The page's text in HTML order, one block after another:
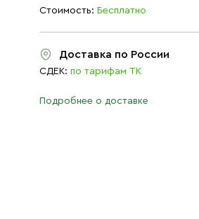
Стоимость: Бесплатно
Доставка по России
СДЕК: по тарифам ТК
Подробнее о доставке